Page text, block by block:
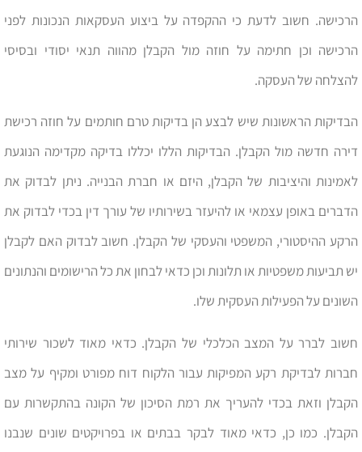
הרכישה. חשוב לדעת כי ההקפדה על ביצוע העסקאות הנכונות לפני
הרכישה וכן חתימה על חוזה מול הקבלן מהווה תנאי יסודי ובסיסי
להצלחה של העסקה.
הבדיקות הראשונות שיש לבצע הן בדיקות טרם חותמים על חוזה רכישת
דירה חדשה מול הקבלן. הבדיקות הללו יכללו בדיקה מקדימה הנוגעת
לאמינות והיציבות של הקבלן, היזם או חברת הבנייה. ניתן לבדוק את
הדברים באופן עצמאי או להיעזר בשירותיו של עורך דין בכדי לבדוק את
הרקע ההיסטורי, המשפטי והעסקי של הקבלן. חשוב לבדוק האם לקבלן
יש תביעות משפטיות או תלונות וכן כדאי לבחון את כל הרישומים והנתונים
השונים על הפעילות העסקית שלו.
חשוב לברר על המצב הכלכלי של הקבלן. כדאי מאוד לשכור שירותי
חברות לבדיקת רקע המפיקות עבור הלקוח דוח מפורט ומקיף על מצב
הקבלן וזאת בכדי להעריך את רמת הסיכון של הקונה בהתקשרות עם
הקבלן. כמו כן, כדאי מאוד לבקר בבתים או בפרויקטים שונים שנבנו